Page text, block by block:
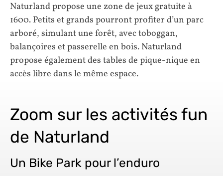
Naturland propose une zone de jeux gratuite à
1600. Petits et grands pourront profiter d’un parc
arboré, simulant une forêt, avec toboggan,
balançoires et passerelle en bois. Naturland
propose également des tables de pique-nique en
accès libre dans le même espace.
Zoom sur les activités fun
de Naturland
Un Bike Park pour l’enduro